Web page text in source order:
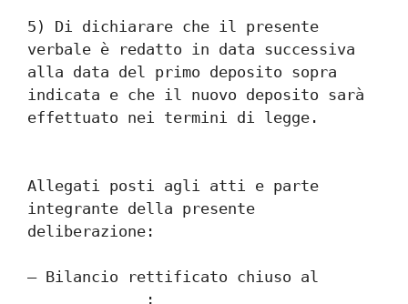
5) Di dichiarare che il presente
verbale è redatto in data successiva
alla data del primo deposito sopra
indicata e che il nuovo deposito sarà
effettuato nei termini di legge.
Allegati posti agli atti e parte
integrante della presente
deliberazione:
– Bilancio rettificato chiuso al
_____________;